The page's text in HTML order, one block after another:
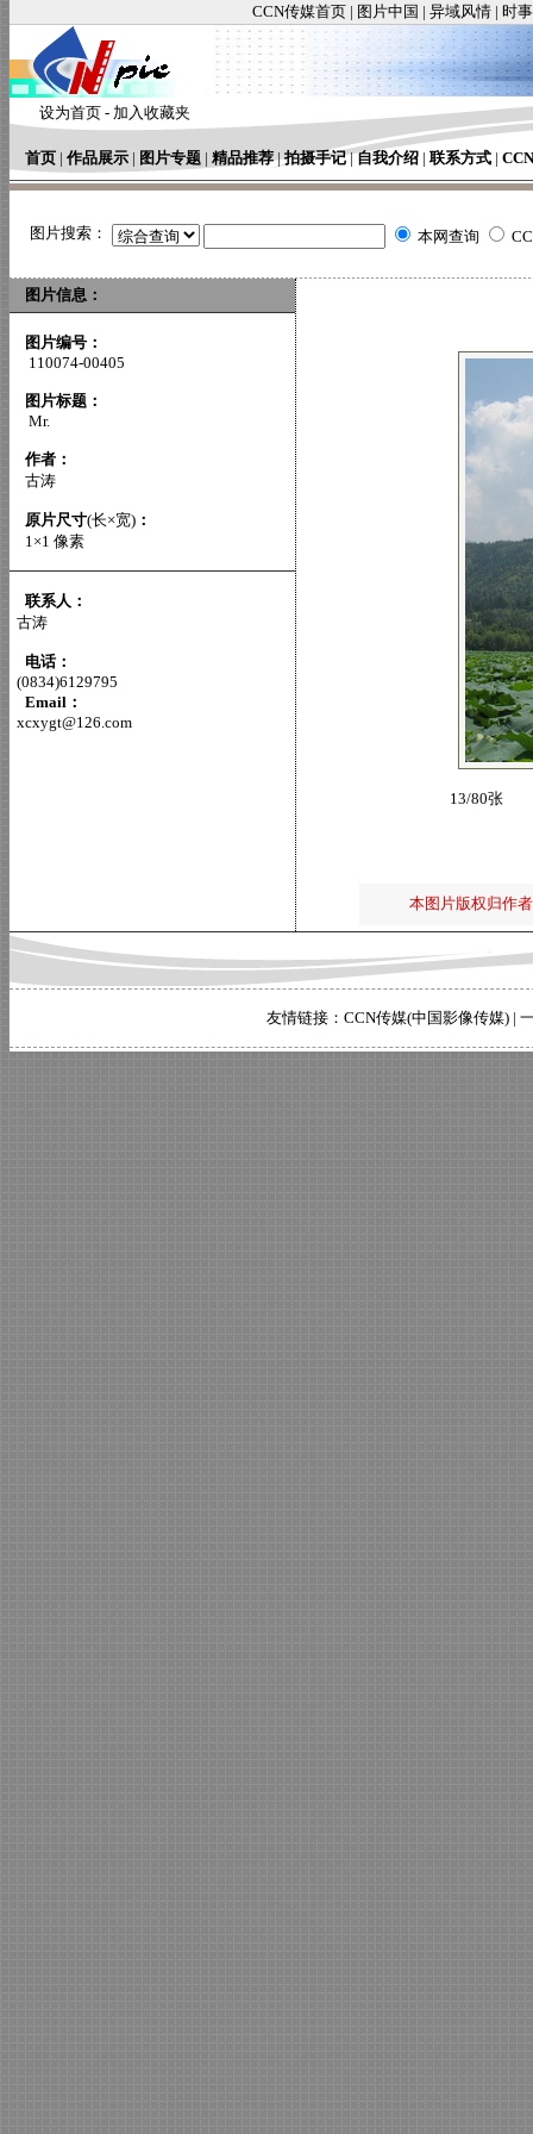
CCN传媒首页 | 图片中国 | 异域风情 | 时
设为首页 - 加入收藏夹
首页 | 作品展示 | 图片专题 | 精品推荐|拍摄手记|自我介绍 | 联系方式 |
图片搜索： 本网查询
图片信息：
图片编号：
110074-00405
图片标题：
Mr.
作者：
古涛
原片尺寸(长×宽) ：
1×1 像素
联系人：
古涛
电话：
(0834)6129795
Email：
xcxygt@126.com
13/80张
本图片版权归作
友情链接： CCN传媒(中国影像传媒) |